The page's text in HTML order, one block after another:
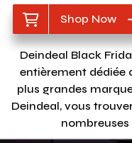
Shop Now
Deindeal Black
entièrement dédiée
plus grandes
Deindeal, vous